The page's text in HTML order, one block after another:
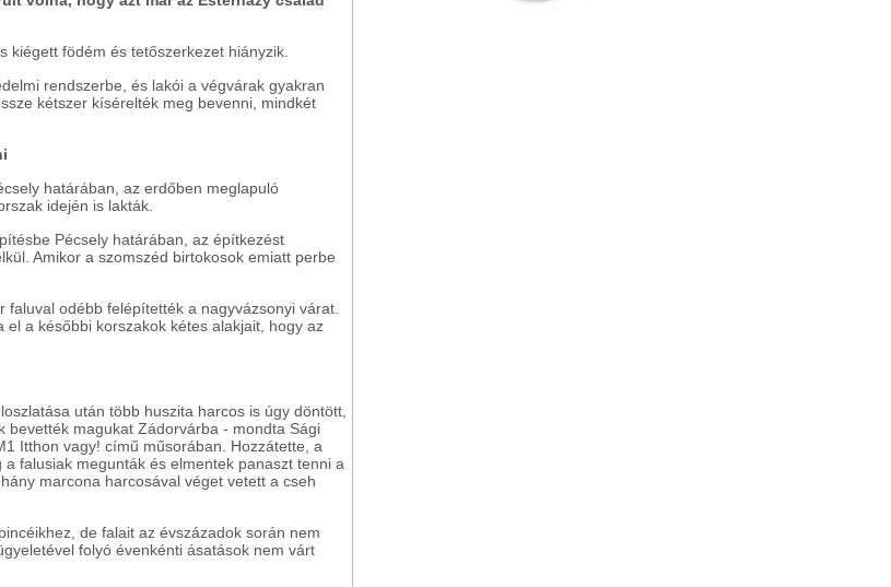
kiégett födém és tetőszerkezet hiányzik.
rendszerbe, és lakói a végvárak gyakran
kétszer kísérelték meg bevenni, mindkét
határában, az erdőben meglapuló
idején is lakták.
Pécsely határában, az építkezést
Amikor a szomszéd birtokosok emiatt perbe
odébb felépítették a nagyvázsonyi várat.
a későbbi korszakok kétes alakjait, hogy az
után több huszita harcos is úgy döntött,
bevették magukat Zádorvárba - mondta Sági
Itthon vagy! című műsorában. Hozzátette, a
falusiak megunták és elmentek panaszt tenni a
marcona harcosával véget vetett a cseh
de falait az évszázadok során nem
folyó évenkénti ásatások nem várt